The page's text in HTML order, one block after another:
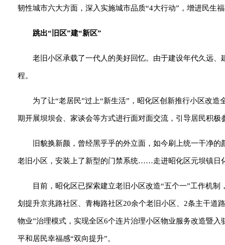
韧性城市六大方面，深入实施城市品质“4大行动”，增进民生
跳出“旧区”建“新区”
老旧小区承载了一代人的美好回忆。由于建设年代久远
程。
为了让“老居民”过上“新生活”，昭化区创新推行小区改
期开展坝坝会、家谈会等方式进行面对面交流，引导居民积极
旧貌换新颜，曾经黑乎乎的外立面，如今刷上统一干净
老旧小区，安装上了新型的门禁系统……走进昭化区元坝镇日
目前，昭化区已探索建立老旧小区改造“五个一”工作机
划提升京兆路社区、青梅路社区20余个老旧小区、2条主干道
物业”治理模式，实现全区6个连片治理小区物业服务改造暨
平和居民幸福感“双向提升”。